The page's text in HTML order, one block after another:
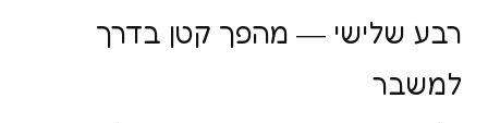
רבע שלישי — מהפך קטן בדרך
למשבר